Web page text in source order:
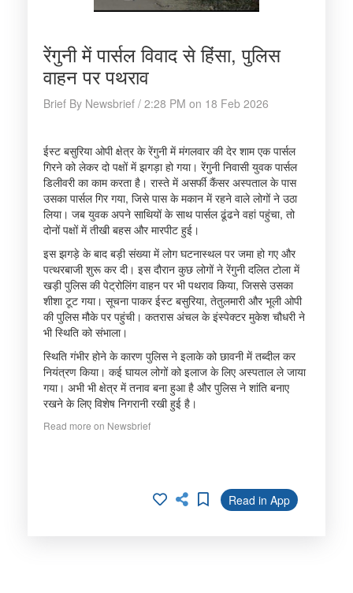
रेंगुनी में पार्सल विवाद से हिंसा, पुलिस
वाहन पर पथराव
Brief By Newsbrief / 2:28 PM on 18 Feb 2026
ईस्ट बसुरिया ओपी क्षेत्र के रेंगुनी में मंगलवार की देर शाम एक पार्सल
गिरने को लेकर दो पक्षों में झगड़ा हो गया। रेंगुनी निवासी युवक पार्सल
डिलीवरी का काम करता है। रास्ते में असर्फी कैंसर अस्पताल के पास
उसका पार्सल गिर गया, जिसे पास के मकान में रहने वाले लोगों ने उठा
लिया। जब युवक अपने साथियों के साथ पार्सल ढूंढने वहां पहुंचा, तो
दोनों पक्षों में तीखी बहस और मारपीट हुई।
इस झगड़े के बाद बड़ी संख्या में लोग घटनास्थल पर जमा हो गए और
पत्थरबाजी शुरू कर दी। इस दौरान कुछ लोगों ने रेंगुनी दलित टोला में
खड़ी पुलिस की पेट्रोलिंग वाहन पर भी पथराव किया, जिससे उसका
शीशा टूट गया। सूचना पाकर ईस्ट बसुरिया, तेतुलमारी और भूली ओपी
की पुलिस मौके पर पहुंची। कतरास अंचल के इंस्पेक्टर मुकेश चौधरी ने
भी स्थिति को संभाला।
स्थिति गंभीर होने के कारण पुलिस ने इलाके को छावनी में तब्दील कर
नियंत्रण किया। कई घायल लोगों को इलाज के लिए अस्पताल ले जाया
गया। अभी भी क्षेत्र में तनाव बना हुआ है और पुलिस ने शांति बनाए
रखने के लिए विशेष निगरानी रखी हुई है।
Read more on Newsbrief
Read in App